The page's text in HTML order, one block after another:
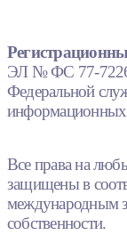
ЭЛ № ФС 77-
Федеральной
информационных
Все права на
защищены в
международным
собственности.